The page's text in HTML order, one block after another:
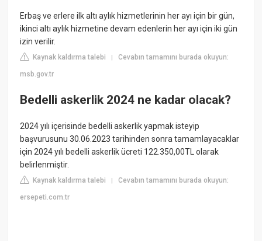
Erbaş ve erlere ilk altı aylık hizmetlerinin her ayı için bir gün,
ikinci altı aylık hizmetine devam edenlerin her ayı için iki gün
izin verilir.
Kaynak kaldırma talebi |Cevabın tamamını burada okuyun:
msb.gov.tr
Bedelli askerlik 2024 ne kadar olacak?
2024 yılı içerisinde bedelli askerlik yapmak isteyip
başvurusunu 30.06.2023 tarihinden sonra tamamlayacaklar
için 2024 yılı bedelli askerlik ücreti 122.350,00TL olarak
belirlenmiştir.
Kaynak kaldırma talebi |Cevabın tamamını burada okuyun:
ersepeti.com.tr